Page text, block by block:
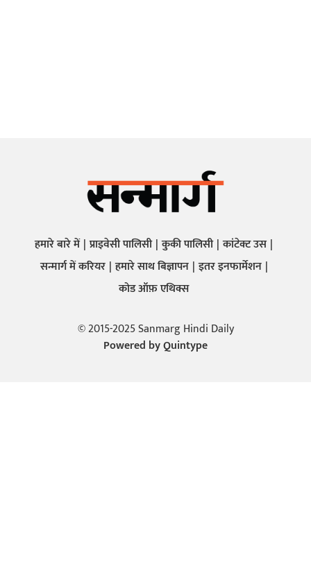
हमारे बारे में प्राइवेसी पालिसी कुकी पालिसी कांटेक्ट उस
सन्मार्ग में करियर हमारे साथ बिज्ञापन इतर इनफार्मेशन
कोड ऑफ़ एथिक्स
© 2015-2025 Sanmarg Hindi Daily
Powered byQuintype